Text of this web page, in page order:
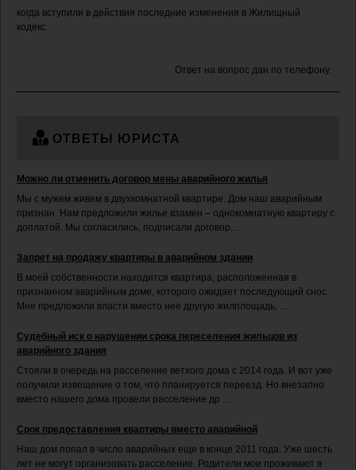
когда вступили в действия последние изменения в Жилищный
кодекс
Ответ на вопрос дан по телефону.
ОТВЕТЫ ЮРИСТА
Можно ли отменить договор мены аварийного жилья
Мы с мужем живем в двухкомнатной квартире. Дом наш аварийным
признан. Нам предложили жилье взамен – однокомнатную квартиру с
доплатой. Мы согласились, подписали договор. ...
Запрет на продажу квартиры в аварийном здании
В моей собственности находится квартира, расположенная в
признанном аварийным доме, которого ожидает последующий снос.
Мне предложили власти вместо нее другую жилплощадь, ...
Судебный иск о нарушении срока переселения жильцов из
аварийного здания
Стояли в очередь на расселение ветхого дома с 2014 года. И вот уже
получили извещение о том, что планируется переезд. Но внезапно
вместо нашего дома провели расселение др ...
Срок предоставления квартиры вместо аварийной
Наш дом попал в число аварийных еще в конце 2011 года. Уже шесть
лет не могут организовать расселение. Родители мои проживают в